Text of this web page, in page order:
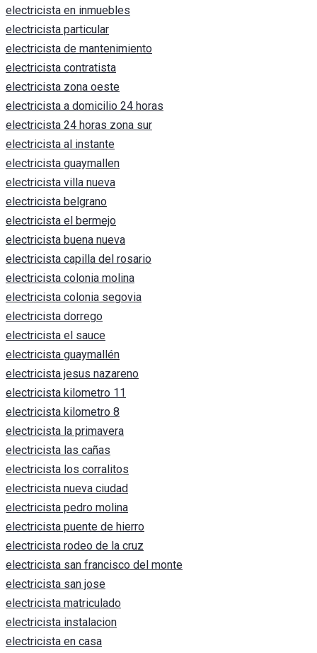
electricista en inmuebles
electricista particular
electricista de mantenimiento
electricista contratista
electricista zona oeste
electricista a domicilio 24 horas
electricista 24 horas zona sur
electricista al instante
electricista guaymallen
electricista villa nueva
electricista belgrano
electricista el bermejo
electricista buena nueva
electricista capilla del rosario
electricista colonia molina
electricista colonia segovia
electricista dorrego
electricista el sauce
electricista guaymallén
electricista jesus nazareno
electricista kilometro 11
electricista kilometro 8
electricista la primavera
electricista las cañas
electricista los corralitos
electricista nueva ciudad
electricista pedro molina
electricista puente de hierro
electricista rodeo de la cruz
electricista san francisco del monte
electricista san jose
electricista matriculado
electricista instalacion
electricista en casa